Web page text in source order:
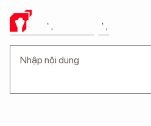
Ý KIẾN CỦA BẠN